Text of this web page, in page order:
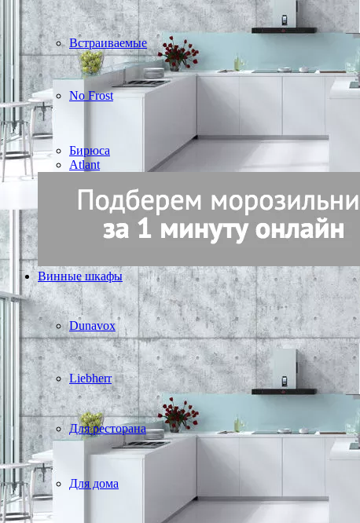
Встраиваемые
No Frost
Бирюса
Atlant
Винные шкафы
Dunavox
Liebherr
Для ресторана
Для дома